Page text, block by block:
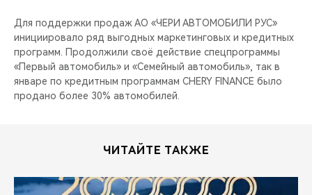
CHERY ДЛЯ ДЕТЕЙ
Для поддержки продаж АО «ЧЕРИ АВТОМОБИЛИ РУС»
инициировало ряд выгодных маркетинговых и кредитных
программ. Продолжили своё действие спецпрограммы
«Первый автомобиль» и «Семейный автомобиль», так в
январе по кредитным программам CHERY FINANCE было
продано более 30% автомобилей.
ЧИТАЙТЕ ТАКЖЕ